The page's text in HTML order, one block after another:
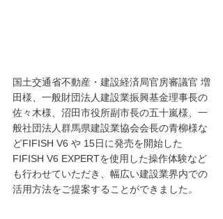
国土交通省不動産・建設経済局官房審議官 増
田様、一般財団法人建設業振興基金理事長の
佐々木様、沼田市役所副市長の五十嵐様、一
般社団法人群馬県建設業協会会長の青柳様な
どFIFISH V6 や 15日に発売を開始した
FIFISH V6 EXPERTを使用した操作体験など
も行わせていただき、幅広い建設業界内での
活用方法をご提案することができました。